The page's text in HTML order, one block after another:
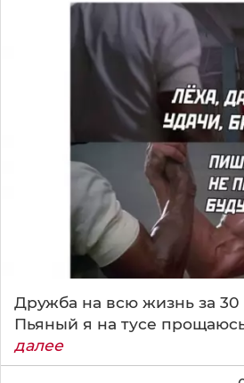
Дружба на всю жизнь за 30
Пьяный я на тусе
далее